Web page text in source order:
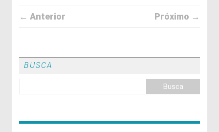
← Anterior Próximo →
BUSCA